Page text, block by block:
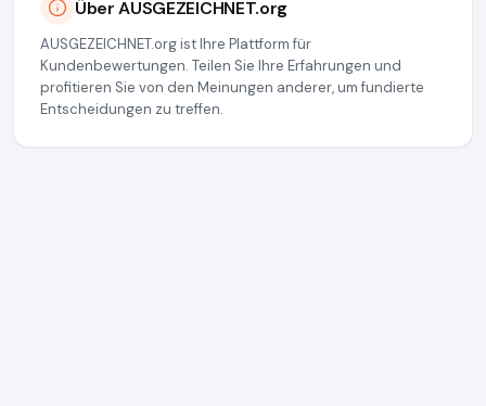
Über AUSGEZEICHNET.org
AUSGEZEICHNET.org ist Ihre Plattform für
Kundenbewertungen. Teilen Sie Ihre Erfahrungen und
profitieren Sie von den Meinungen anderer, um fundierte
Entscheidungen zu treffen.